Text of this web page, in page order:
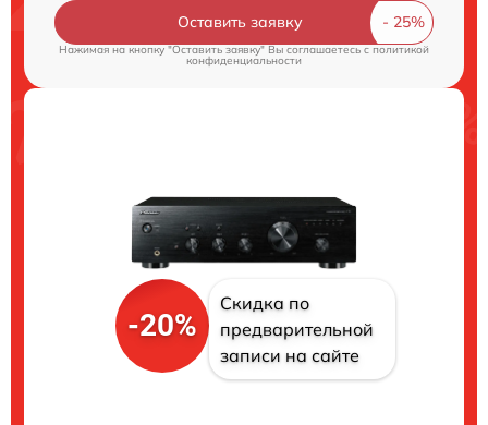
Оставить заявку
Нажимая на кнопку "Оставить заявку" Вы соглашаетесь c политикой
конфиденциальности
-20%
Скидка по
предварительной
записи на сайте